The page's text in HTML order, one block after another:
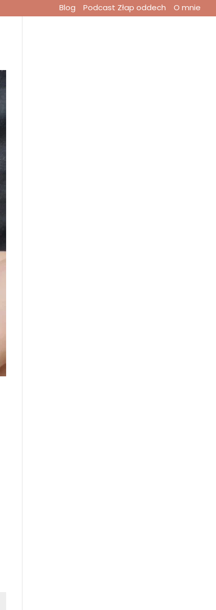
Blog Podcast Złap oddech O mnie